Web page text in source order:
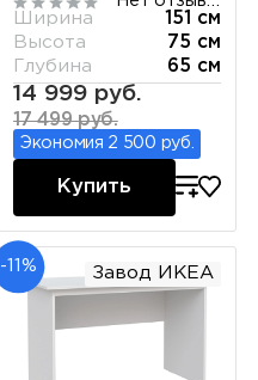
Ширина
151 см
Высота
75 см
Глубина
65 см
14 999 руб.
17 499 руб.
Экономия 2 500 руб.
Купить
-11% Завод ИКЕА